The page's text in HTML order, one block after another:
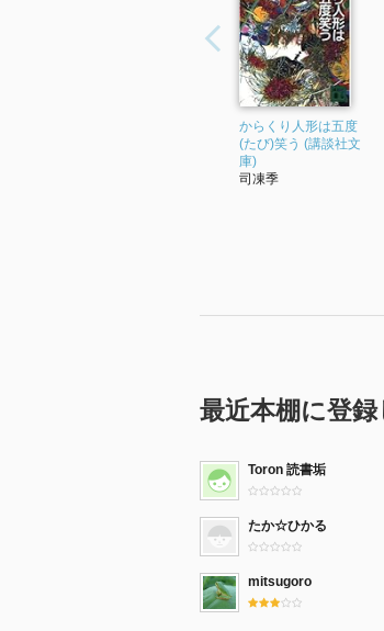
からくり人形は五度
(たび)笑う (講談社文
庫)
司凍季
最近本棚に登録
Toron 読書垢
たか☆ひかる
mitsugoro